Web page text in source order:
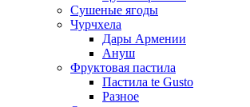
Сушеные ягоды
Чурчхела
Дары Армении
Ануш
Фруктовая пастила
Пастила te Gusto
Разное